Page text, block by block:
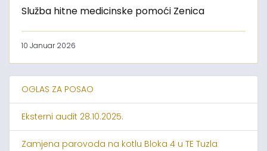
Služba hitne medicinske pomoći Zenica
10 Januar 2026
OGLAS ZA POSAO
Eksterni audit 28.10.2025.
Zamjena parovoda na kotlu Bloka 4 u TE Tuzla